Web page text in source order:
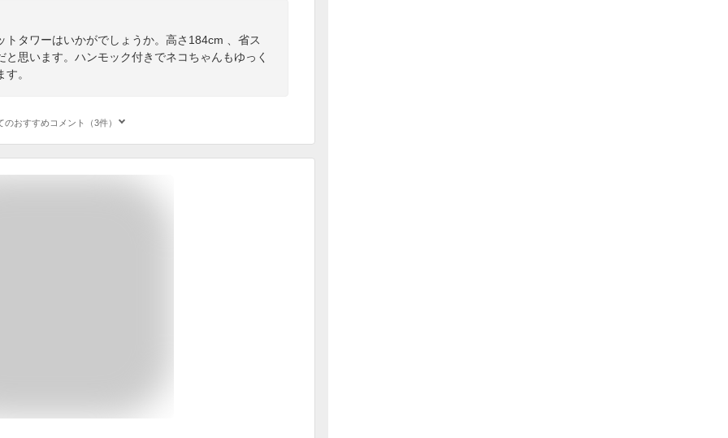
トタワーはいかがでしょうか。高さ184cm 、省ス
思います。ハンモック付きでネコちゃんもゆっく
。
のおすすめコメント（3件）